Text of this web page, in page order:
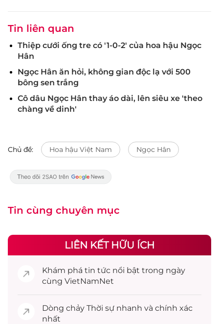
Tin liên quan
Thiệp cưới ống tre có '1-0-2' của hoa hậu Ngọc
Hân
Ngọc Hân ăn hỏi, không gian độc lạ với 500
bông sen trắng
Cô dâu Ngọc Hân thay áo dài, lên siêu xe 'theo
chàng về dinh'
Chủ đề: Hoa hậu Việt Nam Ngọc Hân
Tin cùng chuyên mục
LIÊN KẾT HỮU ÍCH
Khám phá tin tức nổi bật trong ngày
cùng VietNamNet
Dòng chảy Thời sự nhanh và chính xác
nhất